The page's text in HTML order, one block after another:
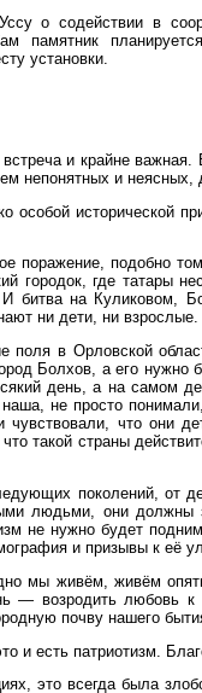
о содействии в
памятник
установки.
и крайне важная.
непонятных и неясных,
особой исторической
поражение, подобно
городок, где татары
битва на Куликовом,
ни дети, ни взрослые.
поля в Орловской
Болхов, а его нужно
день, а на самом
не просто
что они
такой страны
поколений, от
людьми, они должны
не нужно будет
и призывы к её
мы живём, живём
— возродить любовь
почву нашего
и есть патриотизм.
это всегда была